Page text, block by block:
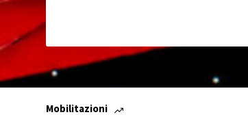
Mobilitazioni